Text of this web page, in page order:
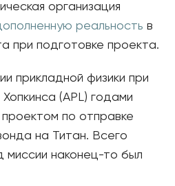
организация
реальность в
при подготовке проекта.
прикладной физики при
(APL) годами
по отправке
на Титан. Всего
миссии наконец-то был